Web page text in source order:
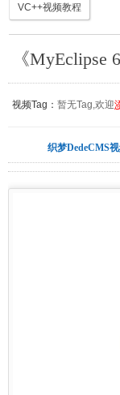
VC++视频教程
视频Tag： 暂无Tag,欢迎
织梦DedeCMS